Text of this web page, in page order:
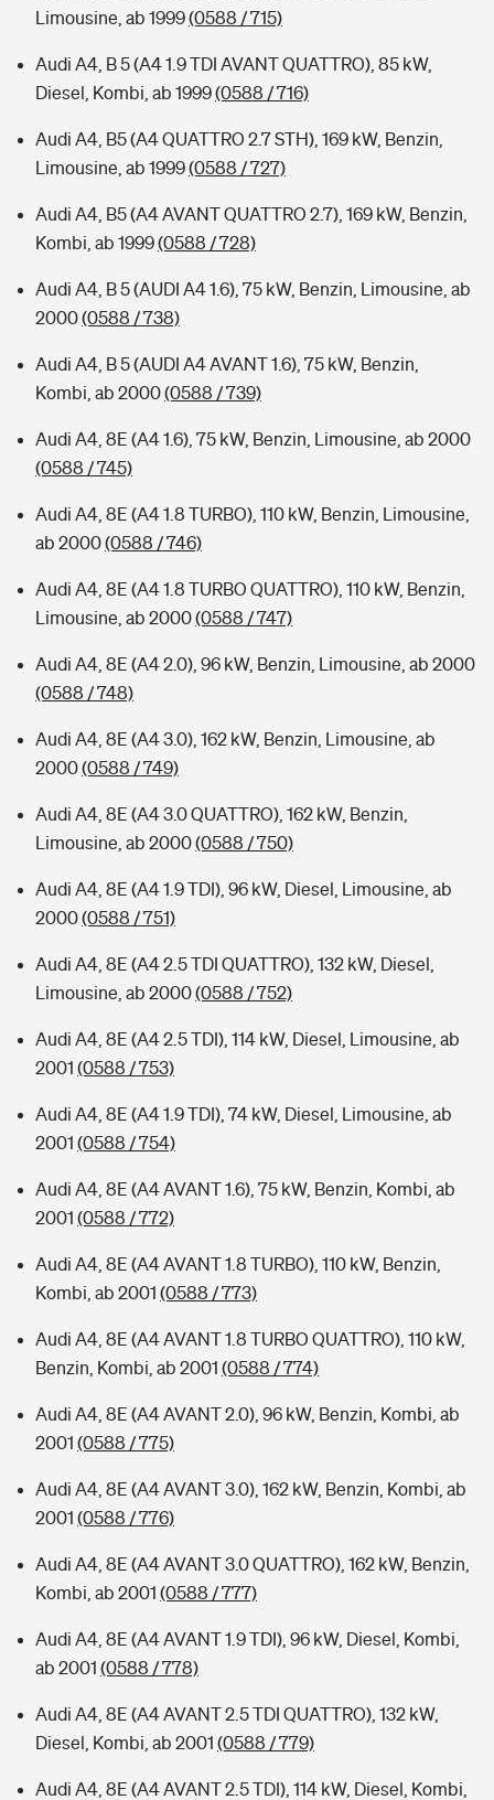
Limousine, ab 1999(0588 / 715)
Audi A4, B 5 (A4 1.9 TDI AVANT QUATTRO), 85 kW,
Diesel, Kombi, ab 1999(0588 / 716)
Audi A4, B5 (A4 QUATTRO 2.7 STH), 169 kW, Benzin,
Limousine, ab 1999(0588 / 727)
Audi A4, B5 (A4 AVANT QUATTRO 2.7), 169 kW, Benzin,
Kombi, ab 1999(0588 / 728)
Audi A4, B 5 (AUDI A4 1.6), 75 kW, Benzin, Limousine, ab
2000(0588 / 738)
Audi A4, B 5 (AUDI A4 AVANT 1.6), 75 kW, Benzin,
Kombi, ab 2000(0588 / 739)
Audi A4, 8E (A4 1.6), 75 kW, Benzin, Limousine, ab 2000
(0588 / 745)
Audi A4, 8E (A4 1.8 TURBO), 110 kW, Benzin, Limousine,
ab 2000(0588 / 746)
Audi A4, 8E (A4 1.8 TURBO QUATTRO), 110 kW, Benzin,
Limousine, ab 2000(0588 / 747)
Audi A4, 8E (A4 2.0), 96 kW, Benzin, Limousine, ab 2000
(0588 / 748)
Audi A4, 8E (A4 3.0), 162 kW, Benzin, Limousine, ab
2000(0588 / 749)
Audi A4, 8E (A4 3.0 QUATTRO), 162 kW, Benzin,
Limousine, ab 2000(0588 / 750)
Audi A4, 8E (A4 1.9 TDI), 96 kW, Diesel, Limousine, ab
2000(0588 / 751)
Audi A4, 8E (A4 2.5 TDI QUATTRO), 132 kW, Diesel,
Limousine, ab 2000(0588 / 752)
Audi A4, 8E (A4 2.5 TDI), 114 kW, Diesel, Limousine, ab
2001 (0588 / 753)
Audi A4, 8E (A4 1.9 TDI), 74 kW, Diesel, Limousine, ab
2001 (0588 / 754)
Audi A4, 8E (A4 AVANT 1.6), 75 kW, Benzin, Kombi, ab
2001 (0588 / 772)
Audi A4, 8E (A4 AVANT 1.8 TURBO), 110 kW, Benzin,
Kombi, ab 2001 (0588 / 773)
Audi A4, 8E (A4 AVANT 1.8 TURBO QUATTRO), 110 kW,
Benzin, Kombi, ab 2001 (0588 / 774)
Audi A4, 8E (A4 AVANT 2.0), 96 kW, Benzin, Kombi, ab
2001 (0588 / 775)
Audi A4, 8E (A4 AVANT 3.0), 162 kW, Benzin, Kombi, ab
2001 (0588 / 776)
Audi A4, 8E (A4 AVANT 3.0 QUATTRO), 162 kW, Benzin,
Kombi, ab 2001 (0588 / 777)
Audi A4, 8E (A4 AVANT 1.9 TDI), 96 kW, Diesel, Kombi,
ab 2001 (0588 / 778)
Audi A4, 8E (A4 AVANT 2.5 TDI QUATTRO), 132 kW,
Diesel, Kombi, ab 2001 (0588 / 779)
Audi A4, 8E (A4 AVANT 2.5 TDI), 114 kW, Diesel, Kombi,